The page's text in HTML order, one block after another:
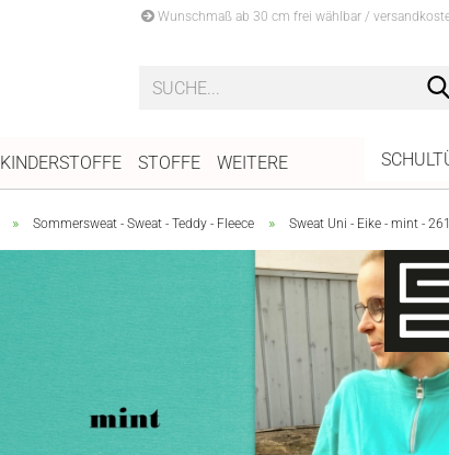
Wunschmaß ab 30 cm frei wählbar /
KINDERSTOFFE STOFFE WEITERE
» Sommersweat - Sweat - Teddy - Fleece » Sweat Uni - Eike - mint - 261